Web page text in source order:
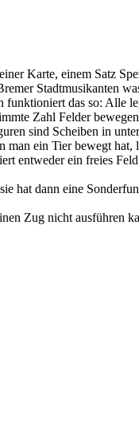
Karte, einem Satz
Stadtmusikanten
das so: Alle
Zahl Felder
sind Scheiben in
ein Tier bewegt hat,
entweder ein freies
hat dann eine
Zug nicht ausführen